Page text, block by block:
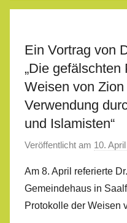
Ein Vortrag von
„Die gefälschten
Weisen von
Verwendung
und Islamisten“
Veröffentlicht am 10.
Am 8. April referierte
Gemeindehaus in
Protokolle der Weisen